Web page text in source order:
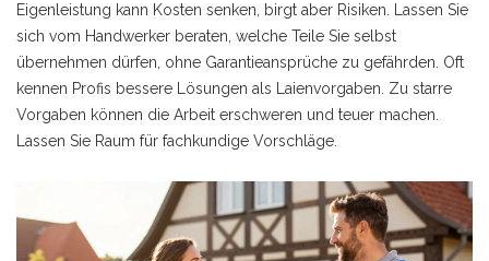
Eigenleistung kann Kosten senken, birgt aber Risiken. Lassen Sie
sich vom Handwerker beraten, welche Teile Sie selbst
übernehmen dürfen, ohne Garantieansprüche zu gefährden. Oft
kennen Profis bessere Lösungen als Laienvorgaben. Zu starre
Vorgaben können die Arbeit erschweren und teuer machen.
Lassen Sie Raum für fachkundige Vorschläge.